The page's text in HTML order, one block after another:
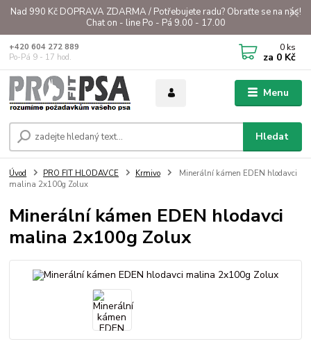
Nad 990 Kč DOPRAVA ZDARMA / Potřebujete radu? Obraťte se na nás!
Chat on - line Po - Pá 9.00 - 17.00
Menu
Hledat
+420 604 272 889
Po-Pá 9 - 17 hod.
0 ks
za 0 Kč
Úvod PRO FIT HLODAVCE Krmivo
Minerální kámen EDEN hlodavci
malina 2x100g Zolux
Minerální kámen EDEN hlodavci
malina 2x100g Zolux